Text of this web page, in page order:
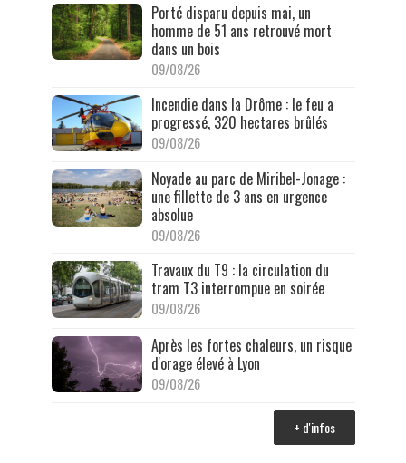
Porté disparu depuis mai, un
homme de 51 ans retrouvé mort
dans un bois
09/08/26
Incendie dans la Drôme : le feu a
progressé, 320 hectares brûlés
09/08/26
Noyade au parc de Miribel-Jonage :
une fillette de 3 ans en urgence
absolue
09/08/26
Travaux du T9 : la circulation du
tram T3 interrompue en soirée
09/08/26
Après les fortes chaleurs, un risque
d'orage élevé à Lyon
09/08/26
+ d'infos